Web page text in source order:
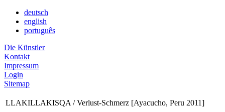
deutsch
english
português
Die Künstler
Kontakt
Impressum
Login
Sitemap
LLAKILLAKISQA / Verlust-Schmerz [Ayacucho, Peru 2011]